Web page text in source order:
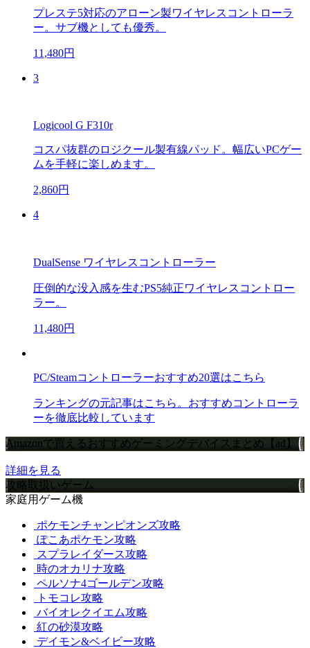
プレステ5対応のアローン製ワイヤレスコントローラ
ー。サブ機としても優秀。
11,480円
3
Logicool G F310r
コスパ抜群のロジクール製有線パッド。幅広いPCゲー
ムを手軽に楽しめます。
2,860円
4
DualSense ワイヤレスコントローラー
圧倒的な没入感を生むPS5純正ワイヤレスコントロー
ラー。
11,480円
PC/Steamコントローラーおすすめ20選はこちら
ランキングの元記事はこちら。おすすめコントローラ
ーを徹底比較しています
Amazonで買えるおすすめゲーミングデバイスまとめ【ad】
詳細を見る
攻略取扱いゲーム
家庭用ゲーム機
ポケモンチャンピオンズ攻略
ぽこあポケモン攻略
スプラレイダース攻略
時のオカリナ攻略
ペルソナ4ゴールデン攻略
トモコレ攻略
バイオレクイエム攻略
紅の砂漠攻略
デイモン&ベイビー攻略